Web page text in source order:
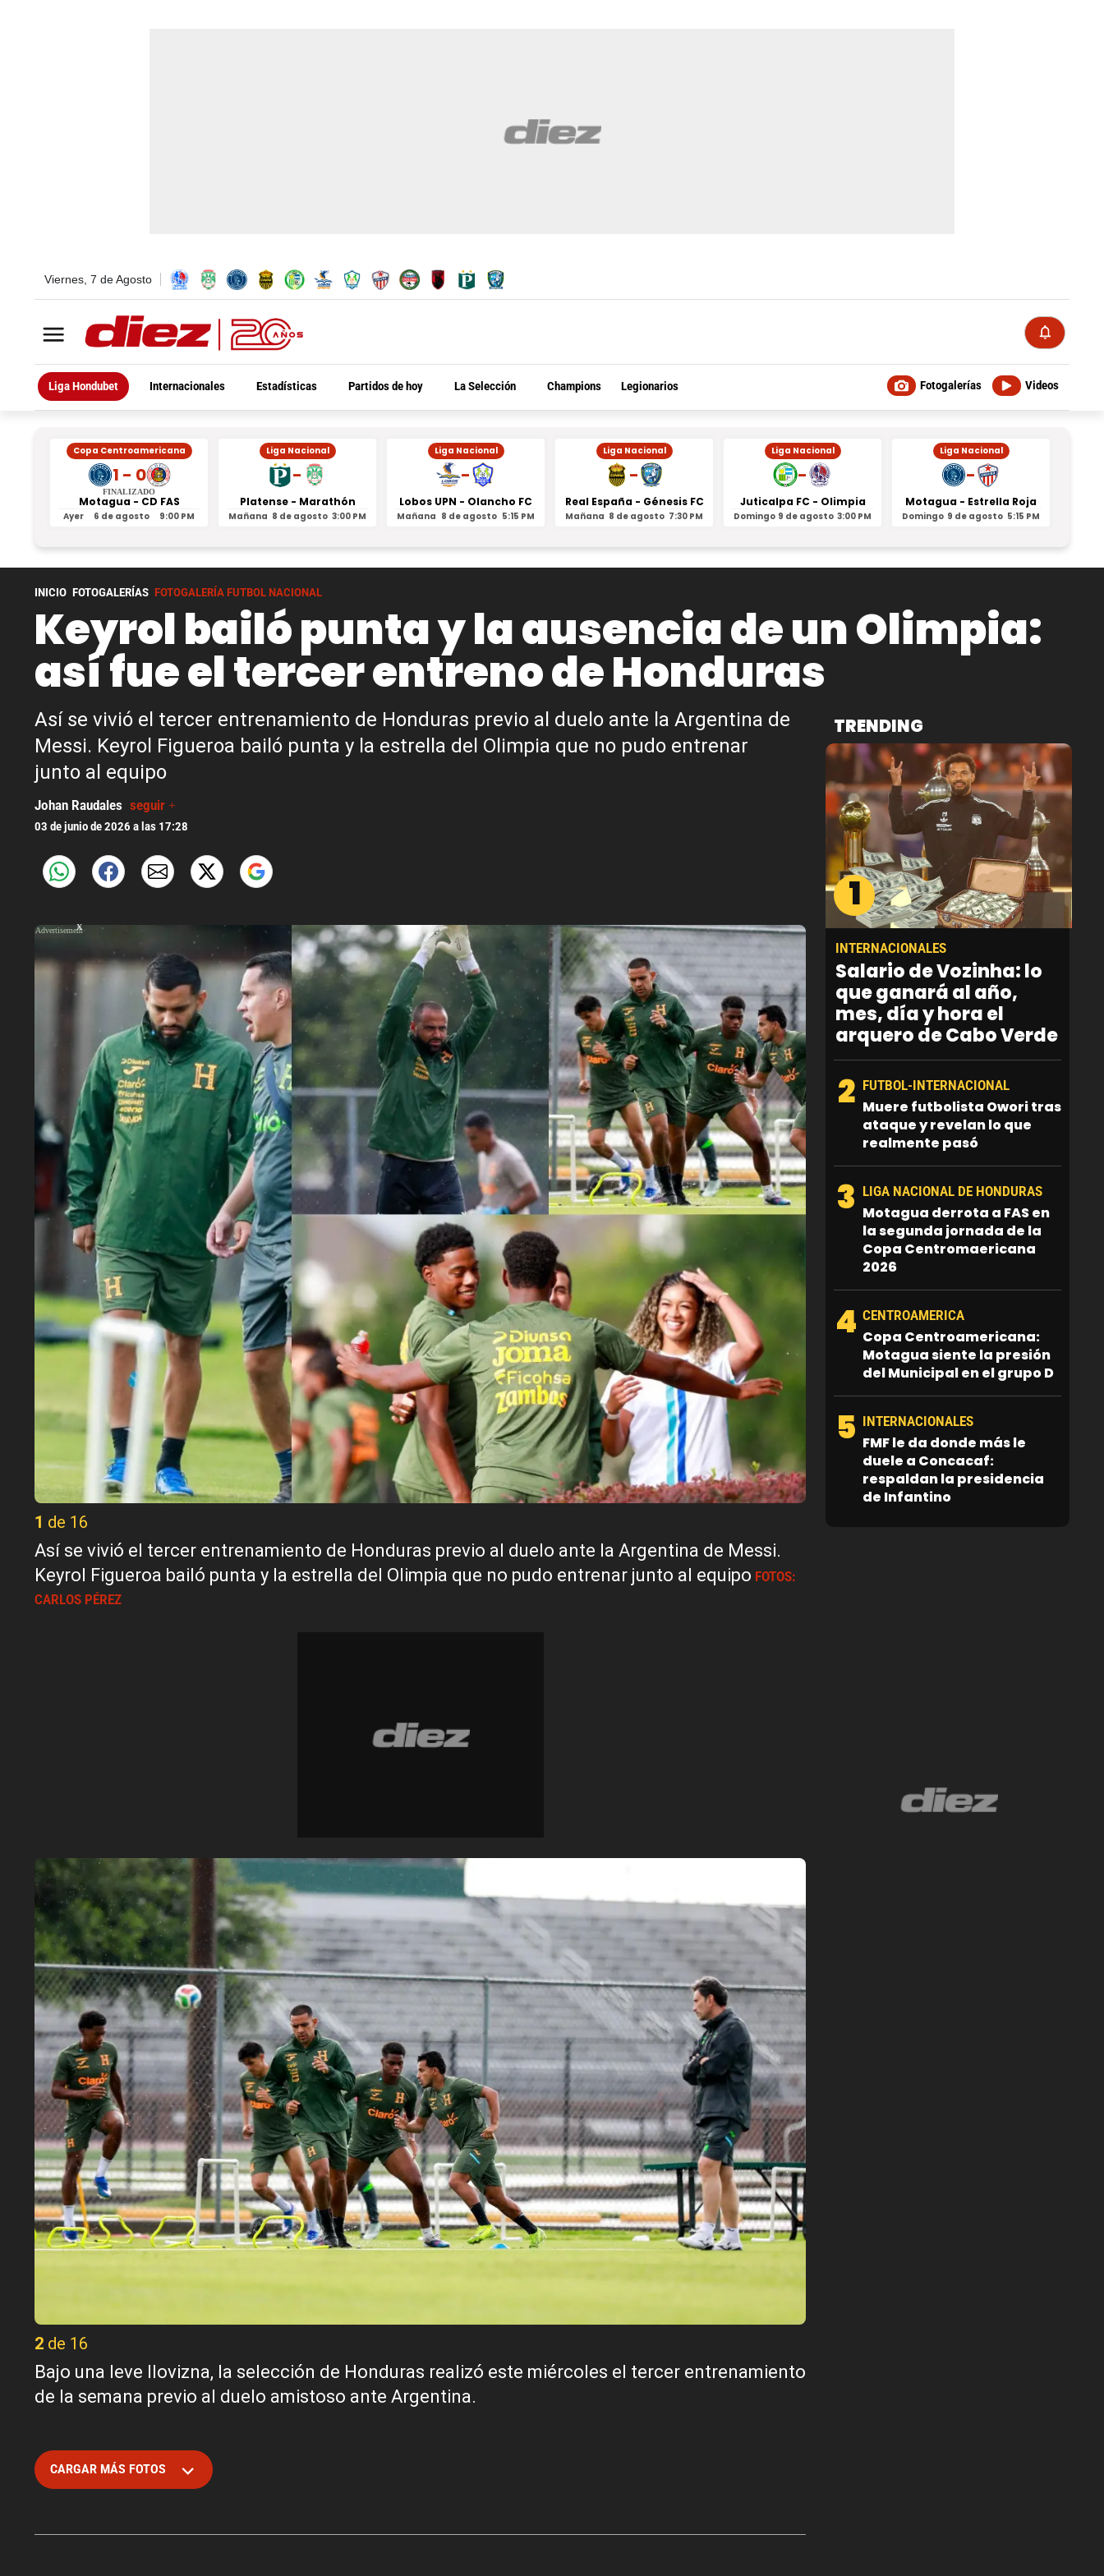
Viernes, 7 de Agosto
Liga Hondubet Internacionales Estadísticas Partidos de hoy La Selección Champions Legionarios Videos
Fotogalerías
Copa Centroamericana
1 - 0
FINALIZADO
Motagua - CD FAS
Ayer 6 de agosto 9:00 PM
Liga Nacional
-
Platense - Marathón
Mañana 8 de agosto 3:00 PM
Liga Nacional
-
Lobos UPN - Olancho FC
Mañana 8 de agosto 5:15 PM
Liga Nacional
-
Real España - Génesis FC
Mañana 8 de agosto 7:30 PM
Liga Nacional
-
Juticalpa FC - Olimpia
Domingo 9 de agosto 3:00 PM
Liga Nacional
-
Motagua - Estrella Roja
Domingo 9 de agosto 5:15 PM
INICIO FOTOGALERÍAS FOTOGALERÍA FUTBOL NACIONAL
Keyrol bailó punta y la ausencia de un Olimpia:
así fue el tercer entreno de Honduras
Así se vivió el tercer entrenamiento de Honduras previo al duelo ante la Argentina de
Messi. Keyrol Figueroa bailó punta y la estrella del Olimpia que no pudo entrenar
junto al equipo
Johan Raudales seguir +
03 de junio de 2026 a las 17:28
1 de 16
Así se vivió el tercer entrenamiento de Honduras previo al duelo ante la Argentina de Messi.
Keyrol Figueroa bailó punta y la estrella del Olimpia que no pudo entrenar junto al equipo FOTOS:
CARLOS PÉREZ
2 de 16
Bajo una leve llovizna, la selección de Honduras realizó este miércoles el tercer entrenamiento
de la semana previo al duelo amistoso ante Argentina.
X
CARGAR MÁS FOTOS
TRENDING
1
INTERNACIONALES
Salario de Vozinha: lo
que ganará al año,
mes, día y hora el
arquero de Cabo Verde
2 FUTBOL-INTERNACIONAL
Muere futbolista Owori tras
ataque y revelan lo que
realmente pasó
3 LIGA NACIONAL DE HONDURAS
Motagua derrota a FAS en
la segunda jornada de la
Copa Centromaericana
2026
4 CENTROAMERICA
Copa Centroamericana:
Motagua siente la presión
del Municipal en el grupo D
5 INTERNACIONALES
FMF le da donde más le
duele a Concacaf:
respaldan la presidencia
de Infantino